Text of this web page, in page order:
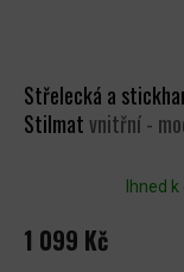
Střelecká a
Stilmatvnitřní -
Ihned
1 099 Kč